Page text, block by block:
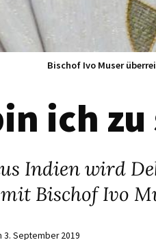
Bischof Ivo Muser
ich zu
Indien wird
Bischof Ivo
3. September 2019